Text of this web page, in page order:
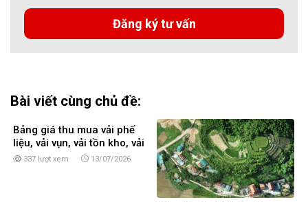
Bài viết cùng chủ đề:
Bảng giá thu mua vải phế
liệu, vải vụn, vải tồn kho, vải
cây, vải khúc tại TPHCM
337 lượt xem 13/07/2026